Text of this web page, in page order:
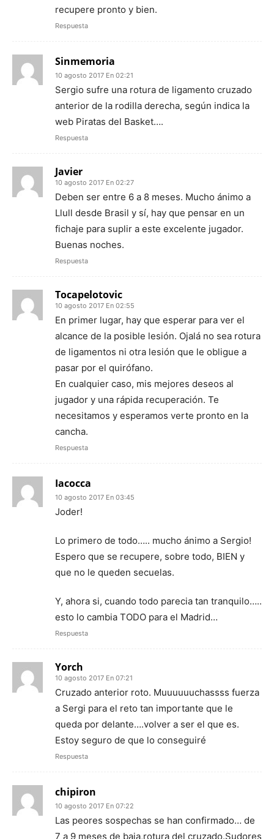
recupere pronto y bien.
Respuesta
Sinmemoria
10 agosto 2017 En 02:21
Sergio sufre una rotura de ligamento cruzado
anterior de la rodilla derecha, según indica la
web Piratas del Basket….
Respuesta
Javier
10 agosto 2017 En 02:27
Deben ser entre 6 a 8 meses. Mucho ánimo a
Llull desde Brasil y sí, hay que pensar en un
fichaje para suplir a este excelente jugador.
Buenas noches.
Respuesta
Tocapelotovic
10 agosto 2017 En 02:55
En primer lugar, hay que esperar para ver el
alcance de la posible lesión. Ojalá no sea rotura
de ligamentos ni otra lesión que le obligue a
pasar por el quirófano.
En cualquier caso, mis mejores deseos al
jugador y una rápida recuperación. Te
necesitamos y esperamos verte pronto en la
cancha.
Respuesta
Iacocca
10 agosto 2017 En 03:45
Joder!
Lo primero de todo….. mucho ánimo a Sergio!
Espero que se recupere, sobre todo, BIEN y
que no le queden secuelas.
Y, ahora si, cuando todo parecia tan tranquilo…..
esto lo cambia TODO para el Madrid…
Respuesta
Yorch
10 agosto 2017 En 07:21
Cruzado anterior roto. Muuuuuuchassss fuerza
a Sergi para el reto tan importante que le
queda por delante….volver a ser el que es.
Estoy seguro de que lo conseguiré
Respuesta
chipiron
10 agosto 2017 En 07:22
Las peores sospechas se han confirmado… de
7 a 9 meses de baja,rotura del cruzado.Sudores